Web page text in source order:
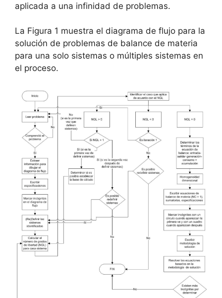
aplicada a una infinidad de problemas.
La Figura 1 muestra el diagrama de flujo para la
solución de problemas de balance de materia
para una solo sistemas o múltiples sistemas en
el proceso.